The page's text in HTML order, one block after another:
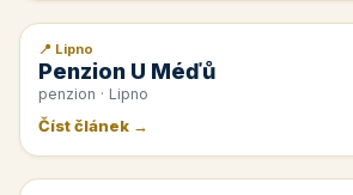
📰 PR článek
📍 Lipno
Penzion U Méďů
penzion · Lipno
Číst článek →